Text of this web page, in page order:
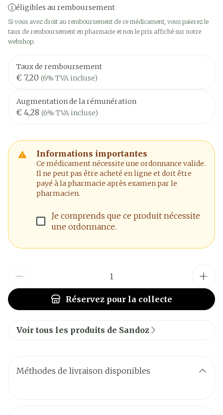
éligibles au remboursement
Si vous avez droit au remboursement de ce médicament, vous paierez le
taux de remboursement en pharmacie et non le prix affiché sur notre
webshop.
Taux de remboursement
€ 7,20 (6% TVA incluse)
Augmentation de la rémunération
€ 4,28 (6% TVA incluse)
Informations importantes
Ce médicament nécessite une ordonnance valide.
Il ne peut pas être acheté en ligne et doit être
payé à la pharmacie après examen par le
pharmacien.
Je comprends que ce produit nécessite
une ordonnance.
Réservez pour la collecte
Voir tous les produits de Sandoz
Méthodes de livraison disponibles